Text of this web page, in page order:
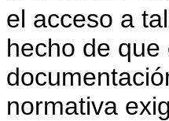
el acceso a
hecho de
normativa